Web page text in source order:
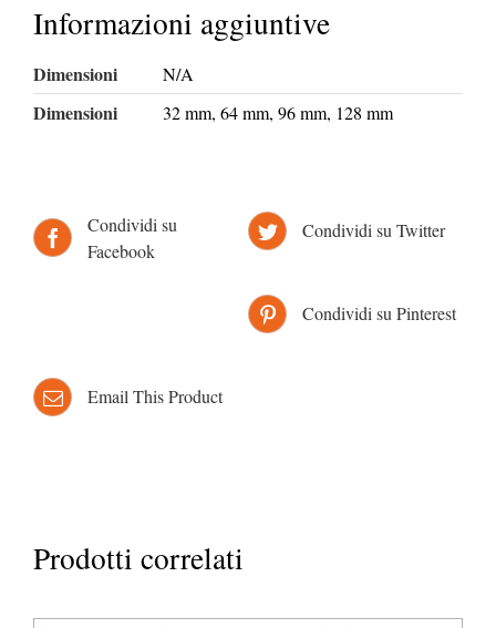
Informazioni aggiuntive
Dimensioni N/A
Dimensioni 32 mm, 64 mm, 96 mm, 128 mm
Condividi su
Facebook
Condividi su Twitter
Condividi su Pinterest
Email This Product
Prodotti correlati